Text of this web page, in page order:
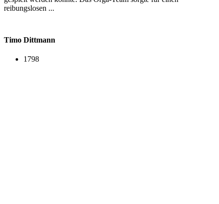
reibungslosen ...
Timo Dittmann
1798